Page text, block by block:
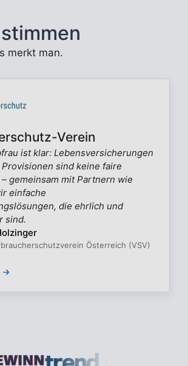
merkt man.
Verein
ist klar: Lebensversicherungen
sind keine faire
gemeinsam mit Partnern wie
einfache
die ehrlich und
sind.
Österreich (VSV)